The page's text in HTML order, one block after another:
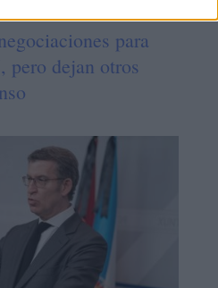
acuerdan retomar
para
pero dejan otros